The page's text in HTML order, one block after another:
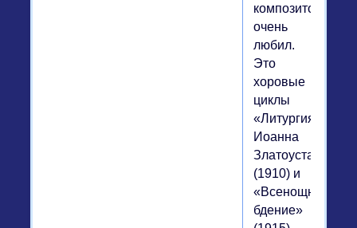
композитор
очень
любил.
Это
хоровые
циклы
«Литургия
Иоанна
Златоуста»
(1910) и
«Всенощное
бдение»